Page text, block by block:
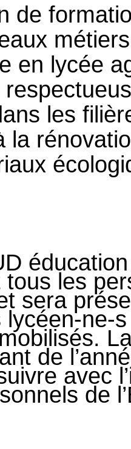
de
en lycée
les
la
tous les
sera
lycéen-ne-
de
avec
de